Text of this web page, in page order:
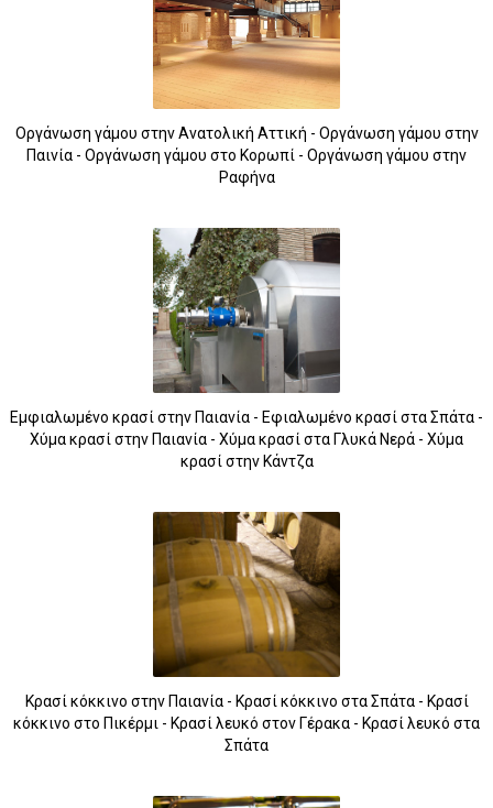
Οργάνωση γάμου στην Ανατολική Αττική - Οργάνωση γάμου στην
Παινία - Οργάνωση γάμου στο Κορωπί - Οργάνωση γάμου στην
Ραφήνα
Εμφιαλωμένο κρασί στην Παιανία - Εφιαλωμένο κρασί στα Σπάτα -
Χύμα κρασί στην Παιανία - Χύμα κρασί στα Γλυκά Νερά - Χύμα
κρασί στην Κάντζα
Κρασί κόκκινο στην Παιανία - Κρασί κόκκινο στα Σπάτα - Κρασί
κόκκινο στο Πικέρμι - Κρασί λευκό στον Γέρακα - Κρασί λευκό στα
Σπάτα